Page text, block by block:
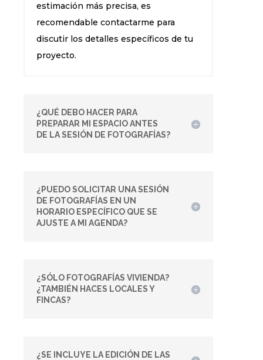
estimación más precisa, es
recomendable contactarme para
discutir los detalles específicos de tu
proyecto.
¿QUÉ DEBO HACER PARA
PREPARAR MI ESPACIO ANTES
DE LA SESIÓN DE FOTOGRAFÍAS?
¿PUEDO SOLICITAR UNA SESIÓN
DE FOTOGRAFÍAS EN UN
HORARIO ESPECÍFICO QUE SE
AJUSTE A MI AGENDA?
¿SÓLO FOTOGRAFÍAS VIVIENDA?
¿TAMBIÉN HACES LOCALES Y
FINCAS?
¿SE INCLUYE LA EDICIÓN DE LAS